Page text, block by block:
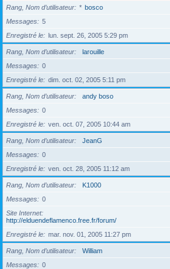
Rang, Nom d’utilisateur * bosco
Messages
5
Enregistré le
lun. sept. 26, 2005 5:29 pm
Rang, Nom d’utilisateur
larouille
Messages
0
Enregistré le
dim. oct. 02, 2005 5:11 pm
Rang, Nom d’utilisateur
andy boso
Messages
0
Enregistré le
ven. oct. 07, 2005 10:44 am
Rang, Nom d’utilisateur
JeanG
Messages
0
Enregistré le
ven. oct. 28, 2005 11:12 am
Rang, Nom d’utilisateur
K1000
Messages
0
Site Internet
http://elduendeflamenco.free.fr/forum/
Enregistré le
mar. nov. 01, 2005 11:27 pm
Rang, Nom d’utilisateur
William
Messages
0